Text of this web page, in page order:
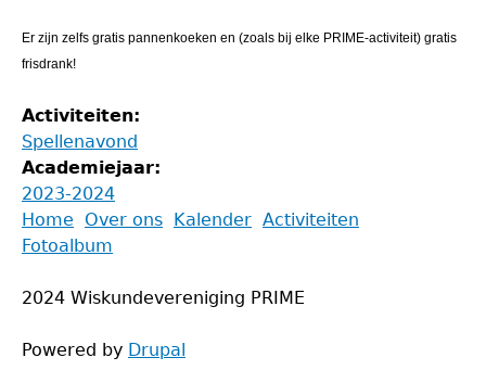
Er zijn zelfs gratis pannenkoeken en (zoals bij elke PRIME-activiteit) gratis
frisdrank!
Activiteiten:
Spellenavond
Academiejaar:
2023-2024
Back
to
Main
menu
Home Over ons Kalender Activiteiten
Fotoalbum
2024 Wiskundevereniging PRIME
Powered by Drupal